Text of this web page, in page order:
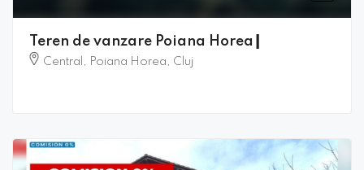
Teren de vanzare Poiana Horea┃
Central, Poiana Horea, Cluj